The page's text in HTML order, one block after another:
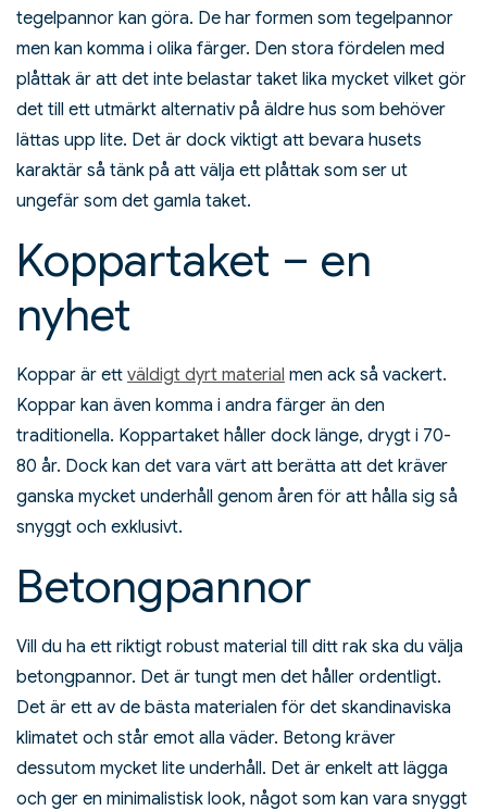
tegelpannor kan göra. De har formen som tegelpannor
men kan komma i olika färger. Den stora fördelen med
plåttak är att det inte belastar taket lika mycket vilket gör
det till ett utmärkt alternativ på äldre hus som behöver
lättas upp lite. Det är dock viktigt att bevara husets
karaktär så tänk på att välja ett plåttak som ser ut
ungefär som det gamla taket.
Koppartaket – en
nyhet
Koppar är ett väldigt dyrt material men ack så vackert.
Koppar kan även komma i andra färger än den
traditionella. Koppartaket håller dock länge, drygt i 70-
80 år. Dock kan det vara värt att berätta att det kräver
ganska mycket underhåll genom åren för att hålla sig så
snyggt och exklusivt.
Betongpannor
Vill du ha ett riktigt robust material till ditt rak ska du välja
betongpannor. Det är tungt men det håller ordentligt.
Det är ett av de bästa materialen för det skandinaviska
klimatet och står emot alla väder. Betong kräver
dessutom mycket lite underhåll. Det är enkelt att lägga
och ger en minimalistisk look, något som kan vara snyggt